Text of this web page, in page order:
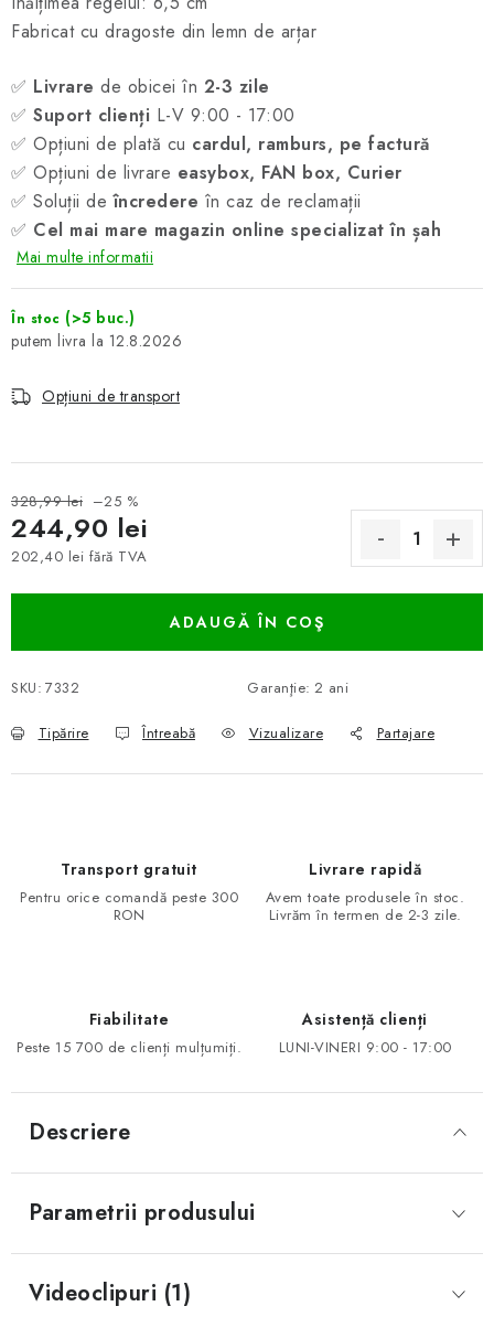
Fabricat cu dragoste din lemn de arțar
✅ Livrare de obicei în 2-3 zile
✅ Suport clienți L-V 9:00 - 17:00
✅ Opțiuni de plată cu cardul, ramburs, pe factură
✅ Opțiuni de livrare easybox, FAN box, Curier
✅ Soluții deîncredere în caz de reclamații
✅ Cel mai mare magazin online specializat în șah
Mai multe informatii
În stoc (>5 buc.)
12.8.2026
Opțiuni de transport
328,99 lei –25 %
244,90 lei
202,40 lei fără TVA
ADAUGĂ ÎN COŞ
SKU: 7332 Garanţie: 2 ani
Tipărire Întreabă Vizualizare Partajare
Transport gratuit
Pentru orice comandă peste 300
RON
Livrare rapidă
Avem toate produsele în stoc.
Livrăm în termen de 2-3 zile.
Fiabilitate
Peste 15 700 de clienți mulțumiți.
Asistență clienți
LUNI-VINERI 9:00 - 17:00
Descriere
Parametrii produsului
Videoclipuri (1)